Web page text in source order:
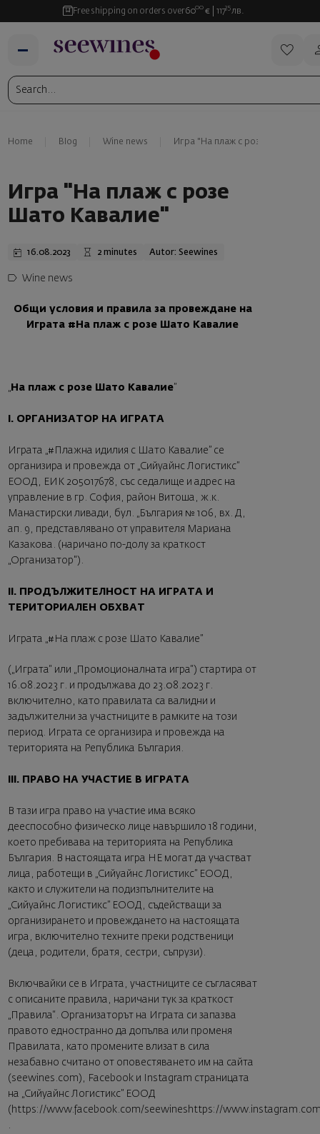
Free shipping on orders over6000 € 11735 лв.
Home Blog Wine news Игра "На плаж с розе Шато
Игра "На плаж с розе
Шато Кавалие"
16.08.2023 2 minutes Autor: Seewines
Wine news
Общи условия и правила за провеждане на
Играта #На плаж с розе Шато Кавалие
„На плаж с розе Шато Кавалие”
I. ОРГАНИЗАТОР НА ИГРАТА
Играта „#Плажна идилия с Шато Кавалие” се
организира и провежда от „Сийуайнс Логистикс”
ЕООД, ЕИК 205017678, със седалище и адрес на
управление в гр. София, район Витоша, ж.к.
Манастирски ливади, бул. „България № 106, вх. Д,
ап. 9, представлявано от управителя Мариана
Казакова. (наричано по-долу за краткост
„Организатор").
II. ПРОДЪЛЖИТЕЛНОСТ НА ИГРАТА И
ТЕРИТОРИАЛЕН ОБХВАТ
Играта „#На плаж с розе Шато Кавалие”
(„Играта“ или „Промоционалната игра“) стартира от
16.08.2023 г. и продължава до 23.08.2023 г.
включително, като правилата са валидни и
задължителни за участниците в рамките на този
период. Играта се организира и провежда на
територията на Република България.
III. ПРАВО НА УЧАСТИЕ В ИГРАТА
В тази игра право на участие има всяко
дееспособно физическо лице навършило 18 години,
което пребивава на територията на Република
България. В настоящата игра НЕ могат да участват
лица, работещи в „Сийуайнс Логистикс” ЕООД,
както и служители на подизпълнителите на
„Сийуайнс Логистикс” ЕООД, съдействащи за
организирането и провеждането на настоящата
игра, включително техните преки родственици
(деца, родители, братя, сестри, съпрузи).
Включвайки се в Играта, участниците се съгласяват
с описаните правила, наричани тук за краткост
„Правила“. Организаторът на Играта си запазва
правото едностранно да допълва или променя
Правилата, като промените влизат в сила
незабавно считано от оповестяването им на сайта
( seewines.com ), Facebook и Instagram страницата
на „Сийуайнс Логистикс” ЕООД
( https://www.facebook.com/seewineshttps://
.